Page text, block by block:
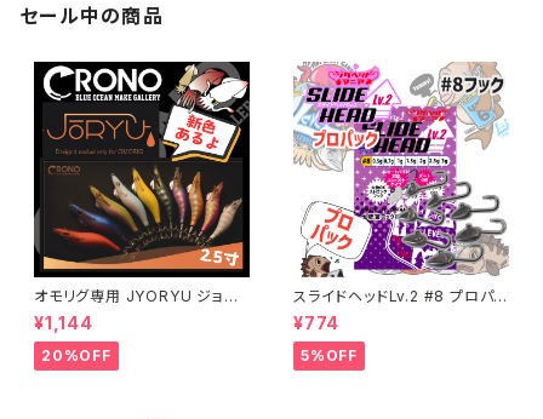
セール中の商品
オモリグ専用 JYORYU ジョウ
リュウ【CRONO】
¥1,144
20%OFF
スライドヘッドLv.2 #8 プロパッ
ク 各ウエイト【JigHeadMani
a】
¥774
5%OFF